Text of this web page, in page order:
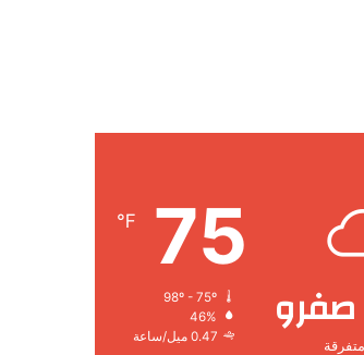
صفرو
75
℉
46%
0.47 ميل/ساعة